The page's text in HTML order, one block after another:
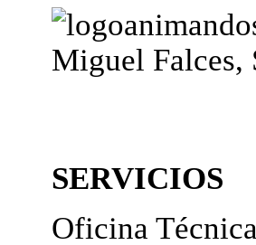
Miguel Falces,
SERVICIOS
Oficina